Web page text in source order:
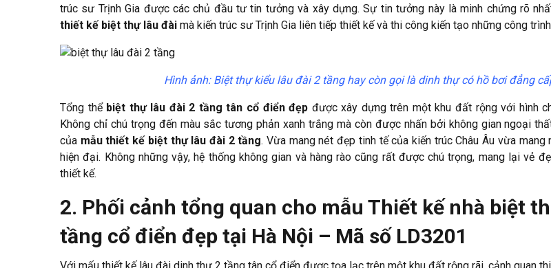
trúc sư Trịnh Gia được các chủ đầu tư tin tưởng và xây dựng. Sự tin tưởng này là minh chứng rõ
thiết kế biệt thự lâu đài mà kiến trúc sư Trịnh Gia liên tiếp thiết kế và thi công kiến tạo những công
Hình ảnh: Biệt thự kiểu lâu đài 2 tầng hay còn gọi là dinh thự có hồ bơi đẳng
Tổng thể biệt thự lâu đài 2 tầng tân cổ điển đẹp được xây dựng trên một khu đất rộng với hình
Không chỉ chú trọng đến màu sắc tương phản xanh trắng mà còn được nhấn bởi không gian ngoại
của mẫu thiết kế biệt thự lâu đài 2 tầng. Vừa mang nét đẹp tinh tế của kiến trúc Châu Âu vừa
hiện đại. Không những vậy, hệ thống không gian và hàng rào cũng rất được chú trọng, mang lại vẻ
thiết kế.
2. Phối cảnh tổng quan cho mẫu Thiết kế nhà biệt
tầng cổ điển đẹp tại Hà Nội – Mã số LD3201